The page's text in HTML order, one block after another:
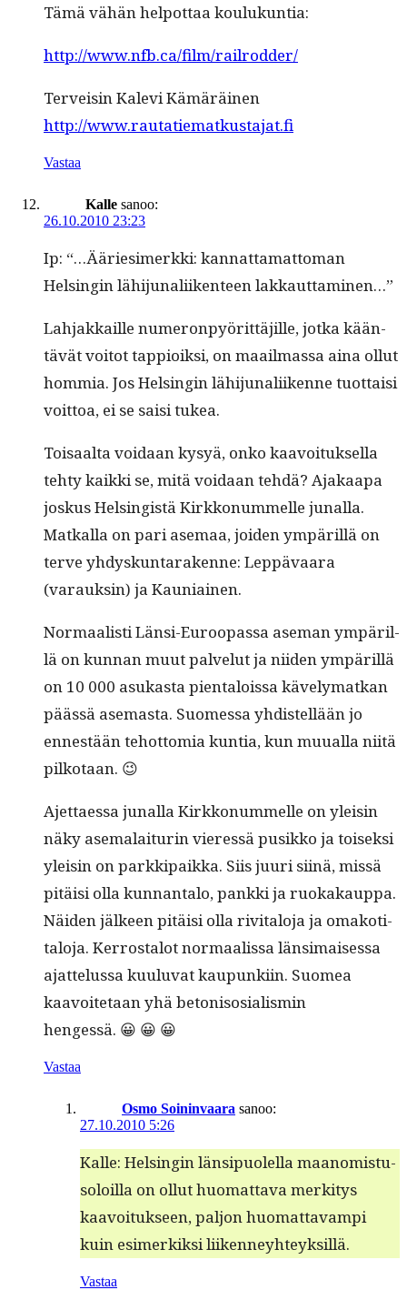
Tämä vähän helpot­taa koulukuntia:
http://www.nfb.ca/film/railrodder/
Ter­veisin Kale­vi Kämäräinen
http://www.rautatiematkustajat.fi
Vastaa
Kalle sanoo:
26.10.2010 23:23
Ip: “…Ääries­imerk­ki: kan­nat­ta­mat­toman
Helsin­gin lähi­ju­nali­iken­teen lakkauttaminen…”
Lah­jakkaille numeron­pyörit­täjille, jot­ka kään­
tävät voitot tap­pi­oik­si, on maail­mas­sa aina ollut
hom­mia. Jos Helsin­gin lähi­ju­nali­ikenne tuot­taisi
voit­toa, ei se saisi tukea.
Toisaal­ta voidaan kysyä, onko kaavoituk­sel­la
tehty kaik­ki se, mitä voidaan tehdä? Ajakaa­pa
joskus Helsingistä Kirkkon­um­melle junal­la.
Matkalla on pari ase­maa, joiden ympäril­lä on
ter­ve yhdyskun­tarakenne: Lep­pä­vaara
(varauksin) ja Kauniainen.
Nor­maal­isti Län­si-Euroopas­sa ase­man ympäril­
lä on kun­nan muut palve­lut ja niiden ympäril­lä
on 10 000 asukas­ta pien­talois­sa käve­ly­matkan
päässä ase­mas­ta. Suomes­sa yhdis­tel­lään jo
ennestään tehot­to­mia kun­tia, kun muual­la niitä
pilkotaan. 😉
Ajet­taes­sa junal­la Kirkkon­um­melle on yleisin
näky ase­malai­turin vier­essä pusikko ja toisek­si
yleisin on parkkipaik­ka. Siis juuri siinä, mis­sä
pitäisi olla kun­nan­ta­lo, pank­ki ja ruokakaup­pa.
Näi­den jäl­keen pitäisi olla riv­i­talo­ja ja omakoti­
talo­ja. Ker­rostalot nor­maalis­sa län­si­maises­sa
ajat­telus­sa kuu­lu­vat kaupunki­in. Suomea
kaavoite­taan yhä beton­isosial­is­min
hengessä. 😀 😀 😀
Vastaa
Osmo Soininvaara sanoo:
27.10.2010 5:26
Kalle: Helsin­gin län­sipuolel­la maan­omis­tu­
soloil­la on ollut huo­mat­ta­va merk­i­tys
kaavoituk­seen, paljon huo­mat­tavampi
kuin esimerkik­si liikenneyhteyksillä.
Vastaa